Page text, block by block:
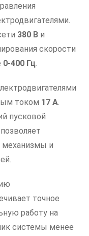
380 В и
скорости
0-400 Гц.
током 17 А.
пусковой
механизмы и
точное
работу на
системы менее